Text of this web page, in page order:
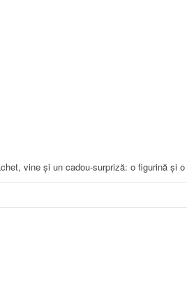
vine și un cadou-surpriză: o figurină și